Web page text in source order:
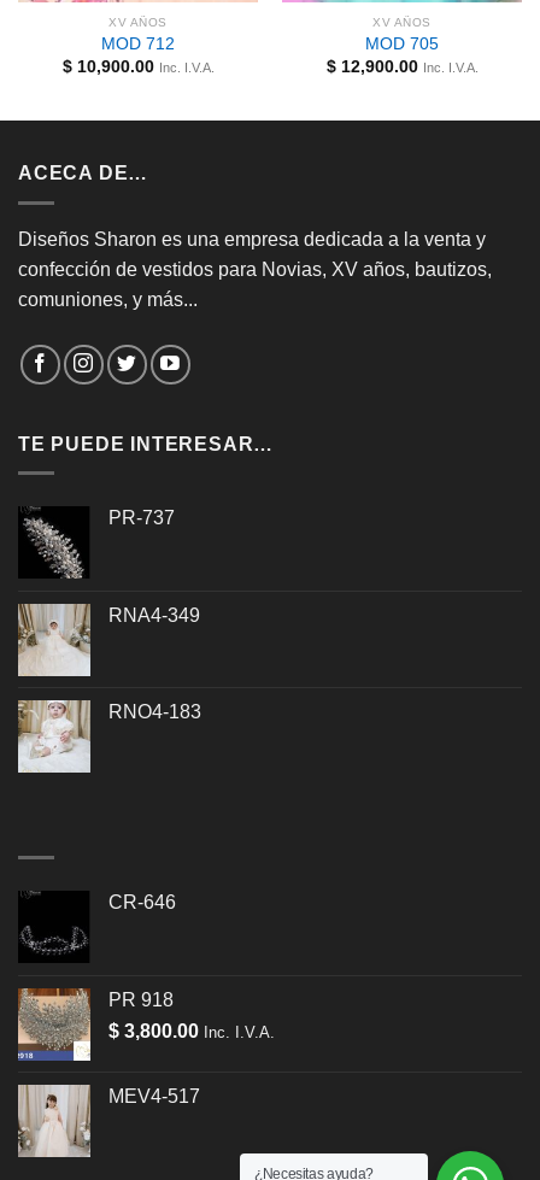
XV AÑOS
MOD 712
$10,900.00 Inc. I.V.A.
XV AÑOS
MOD 705
$12,900.00 Inc. I.V.A.
ACECA DE…
Diseños Sharon es una empresa dedicada a la venta y
confección de vestidos para Novias, XV años, bautizos,
comuniones, y más...
TE PUEDE INTERESAR…
PR-737
RNA4-349
RNO4-183
CR-646
PR 918
$ 3,800.00 Inc. I.V.A.
MEV4-517
¿Necesitas ayuda?